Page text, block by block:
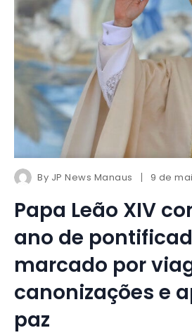
By JP News Manaus 9 de
Papa Leão XIV
ano de
marcado por
canonizações e
paz